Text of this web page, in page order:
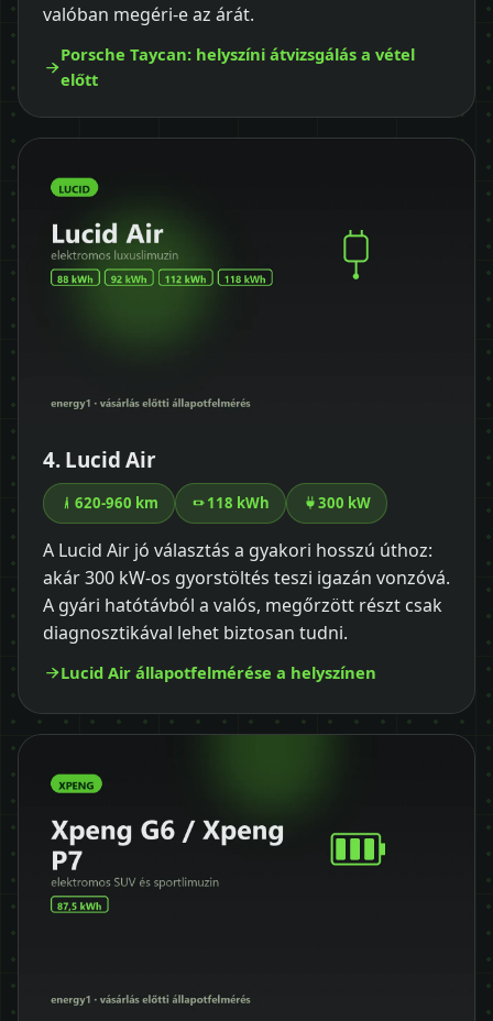
valóban megéri-e az árát.
Porsche Taycan: helyszíni átvizsgálás a vétel
előtt
4. Lucid Air
620-960 km 118 kWh 300 kW
A Lucid Air jó választás a gyakori hosszú úthoz:
akár 300 kW-os gyorstöltés teszi igazán vonzóvá.
A gyári hatótávból a valós, megőrzött részt csak
diagnosztikával lehet biztosan tudni.
Lucid Air állapotfelmérése a helyszínen